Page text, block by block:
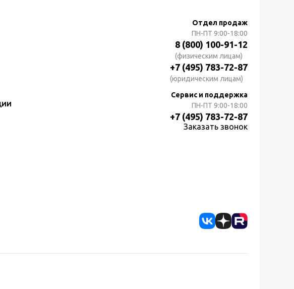
Отдел продаж
ПН-ПТ 9:00-18:00
8 (800) 100-91-12
(физическим лицам)
+7 (495) 783-72-87
(юридическим лицам)
Сервис и поддержка
ПН-ПТ 9:00-18:00
+7 (495) 783-72-87
Заказать звонок